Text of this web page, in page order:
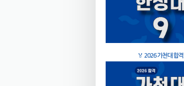
🏅 2026 가천대 합격